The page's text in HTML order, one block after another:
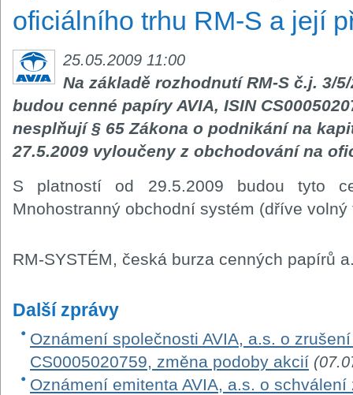
oficiálního trhu RM-S a její
25.05.2009 11:00
Na základě rozhodnutí RM-S č.j. 3/
budou cenné papíry AVIA, ISIN
nesplňují § 65 Zákona o podnikání na
27.5.2009 vyloučeny z obchodování na
S platností od 29.5.2009 budou tyto
Mnohostranný obchodní systém (dříve volný
RM-SYSTÉM, česká burza cenných papírů
Další zprávy
Oznámení společnosti AVIA, a.s. o
CS0005020759, změna podoby akcií
Oznámení emitenta AVIA, a.s. o